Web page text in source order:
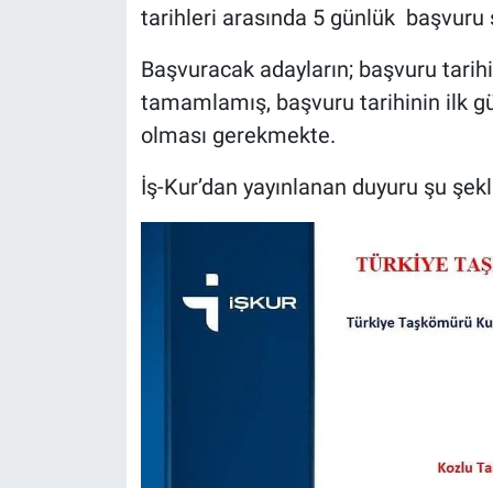
tarihleri arasında 5 günlük başvuru
Başvuracak adayların; başvuru
tamamlamış, başvuru tarihinin ilk
olması gerekmekte.
İş-Kur’dan yayınlanan duyuru şu